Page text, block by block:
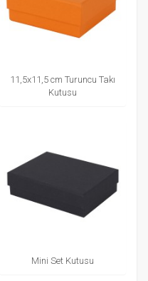
11,5x11,5 cm Turuncu Takı
Kutusu
Mini Set Kutusu